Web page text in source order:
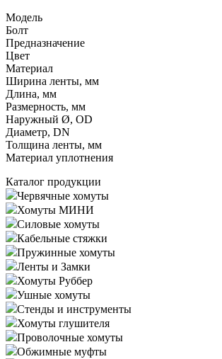
Модель
Болт
Предназначение
Цвет
Материал
Ширина ленты, мм
Длина, мм
Размерность, мм
Наружный Ø, OD
Диаметр, DN
Толщина ленты, мм
Материал уплотнения
Каталог продукции
Червячные хомуты
Хомуты МИНИ
Силовые хомуты
Кабельные стяжки
Пружинные хомуты
Ленты и Замки
Хомуты Руббер
Ушные хомуты
Стенды и инструменты
Хомуты глушителя
Проволочные хомуты
Обжимные муфты